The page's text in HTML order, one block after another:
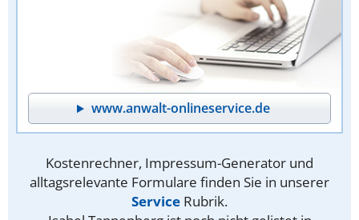
www.anwalt-onlineservice.de
Kostenrechner, Impressum-Generator und
alltagsrelevante Formulare finden Sie in unserer
Service Rubrik.